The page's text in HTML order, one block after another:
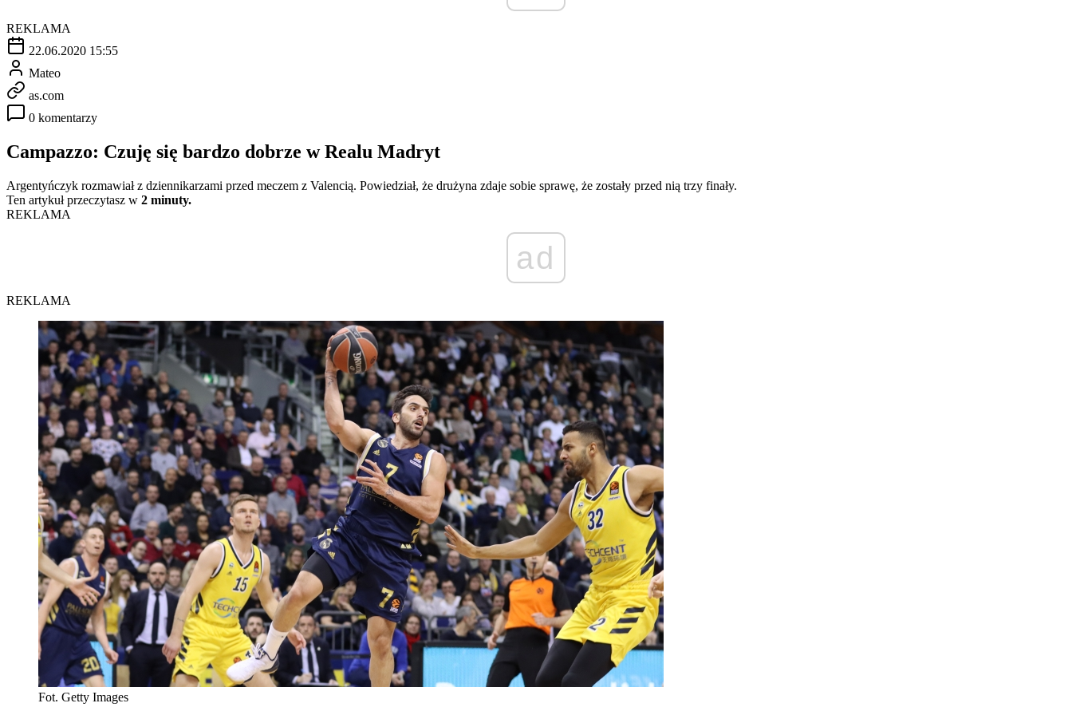
REKLAMA
22.06.2020 15:55
Mateo
as.com
0 komentarzy
Campazzo: Czuję się bardzo dobrze w Realu Madryt
Argentyńczyk rozmawiał z dziennikarzami przed meczem z Valencią. Powiedział, że drużyna zdaje sobie sprawę, że zostały przed nią trzy finały.
Ten artykuł przeczytasz w 2 minuty.
REKLAMA
ad
REKLAMA
Fot. Getty Images